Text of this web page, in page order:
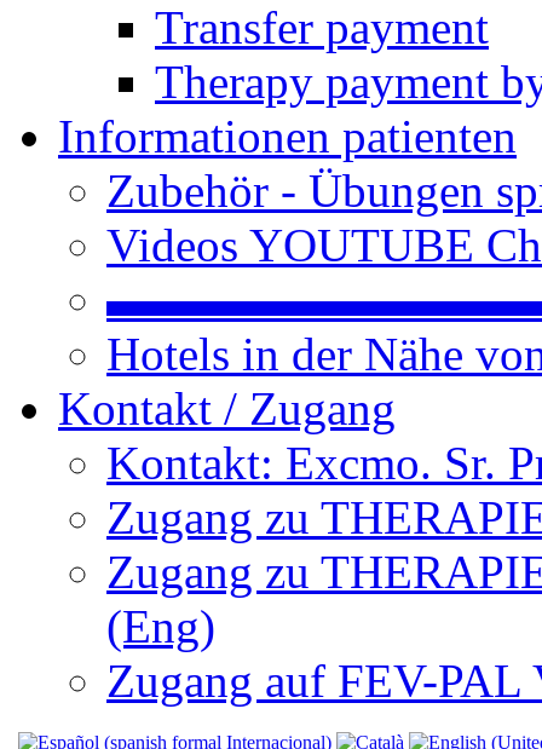
Transfer payment
Therapy payment
Informationen patienten
Zubehör - Übungen
Videos YOUTUBE
Hotels in der Nähe
Kontakt / Zugang
Kontakt: Excmo. Sr.
Zugang zu
Zugang zu
(Eng)
Zugang auf FEV-PAL